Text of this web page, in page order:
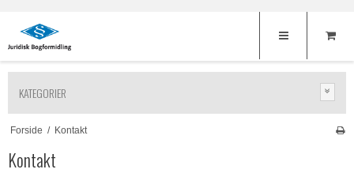
KATEGORIER
Forside / Kontakt
Kontakt